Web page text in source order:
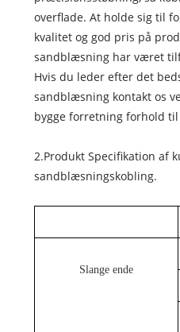
overflade. At holde sig til
kvalitet og god pris på
sandblæsning har været
Hvis du leder efter det
sandblæsning kontakt os
bygge forretning forhold
2.Produkt Specifikation af
sandblæsningskobling.
Slange ende